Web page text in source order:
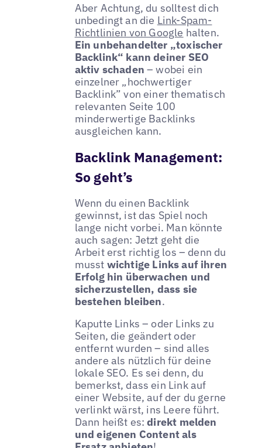
Aber Achtung, du solltest dich
unbedingt an die Link-Spam-
Richtlinien von Google halten.
Ein unbehandelter „toxischer
Backlink“ kann deiner SEO
aktiv schaden – wobei ein
einzelner „hochwertiger
Backlink” von einer thematisch
relevanten Seite 100
minderwertige Backlinks
ausgleichen kann.
Backlink Management:
So geht’s
Wenn du einen Backlink
gewinnst, ist das Spiel noch
lange nicht vorbei. Man könnte
auch sagen: Jetzt geht die
Arbeit erst richtig los – denn du
musst wichtige Links auf ihren
Erfolg hin überwachen und
sicherzustellen, dass sie
bestehen bleiben.
Kaputte Links – oder Links zu
Seiten, die geändert oder
entfernt wurden – sind alles
andere als nützlich für deine
lokale SEO. Es sei denn, du
bemerkst, dass ein Link auf
einer Website, auf der du gerne
verlinkt wärst, ins Leere führt.
Dann heißt es:direkt melden
und eigenen Content als